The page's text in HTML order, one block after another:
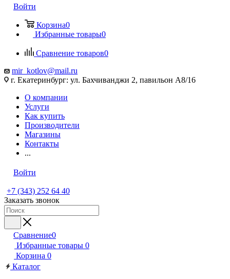
Войти
Корзина0
Избранные товары0
Сравнение товаров0
mir_kotlov@mail.ru
г. Екатеринбург: ул. Бахчиванджи 2, павильон А8/16
О компании
Услуги
Как купить
Производители
Магазины
Контакты
...
Войти
+7 (343) 252 64 40
Заказать звонок
Сравнение0
Избранные товары 0
Корзина 0
Каталог